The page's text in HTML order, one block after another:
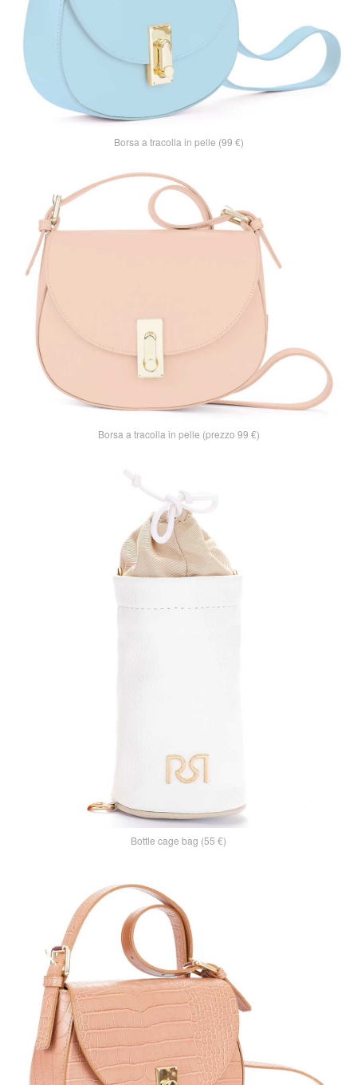
Borsa a tracolla in pelle (99 €)
Borsa a tracolla in pelle (prezzo 99 €)
Bottle cage bag (55 €)